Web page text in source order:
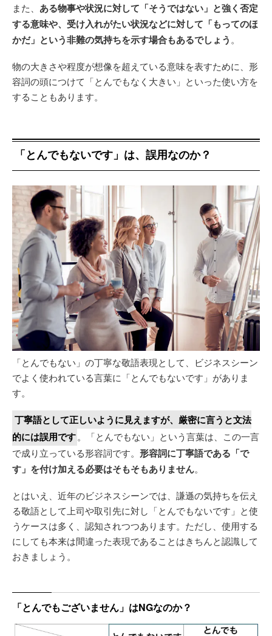
また、 ある物事や状況に対して「そうではない」と強く否定
する意味や、受け入れがたい状況などに対して「もってのほ
かだ」という非難の気持ちを示す場合もあるでしょう 。
物の大きさや程度が想像を超えている意味を表すために、形
容詞の頭につけて「とんでもなく大きい」といった使い方を
することもあります。
「とんでもないです」は、誤用なのか？
「とんでもない」の丁寧な敬語表現として、ビジネスシーン
でよく使われている言葉に「とんでもないです」がありま
す。
丁寧語として正しいように見えますが、厳密に言うと文法
的には誤用です。「とんでもない」という言葉は、この一言
で成り立っている形容詞です。 形容詞に丁寧語である「で
す」を付け加える必要はそもそもありません。
とはいえ、近年のビジネスシーンでは、謙遜の気持ちを伝え
る敬語として上司や取引先に対し「とんでもないです」と使
うケースは多く、認知されつつあります。ただし、使用する
にしても本来は間違った表現であることはきちんと認識して
おきましょう。
「とんでもございません」はNGなのか？